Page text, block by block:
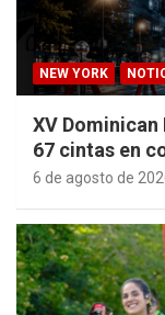
NEW YORK
XV
67 cintas en
6 de agosto de